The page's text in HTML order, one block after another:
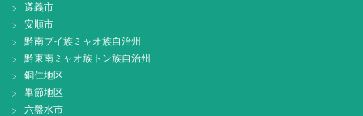
遵義市
安順市
黔南プイ族ミャオ族自治州
黔東南ミャオ族トン族自治州
銅仁地区
畢節地区
六盤水市